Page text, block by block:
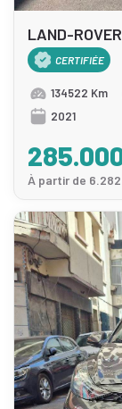
LAND-
CERTIFIÉE
134522 Km
2021
À partir de